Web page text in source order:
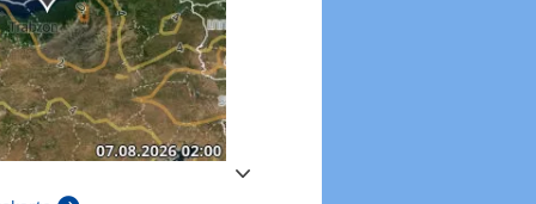
Windböen heute